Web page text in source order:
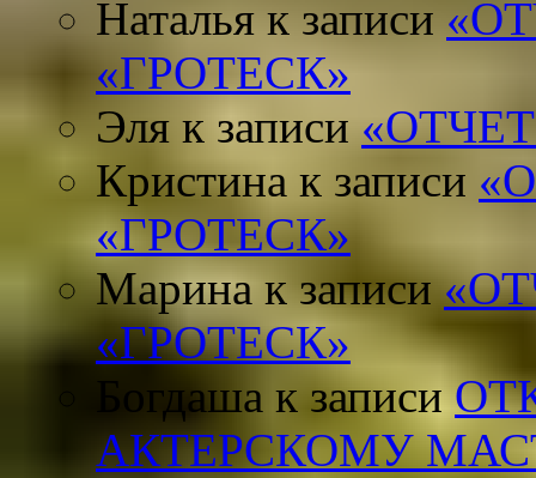
Наталья к записи
«ГРОТЕСК»
Эля к записи
Кристина к записи
«ГРОТЕСК»
Марина к записи
«ГРОТЕСК»
Богдаша к записи
АКТЕРСКОМУ